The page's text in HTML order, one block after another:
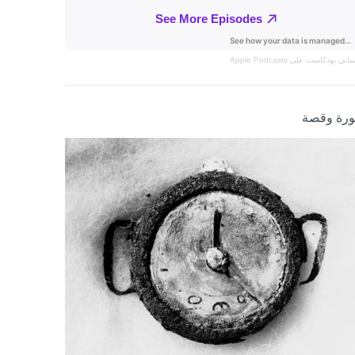
بودكاست على Apple Podcasts
وقصة